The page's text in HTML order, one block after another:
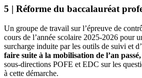
5 | Réforme du baccalauréat
Un groupe de travail sur l’épreuve de
cours de l’année scolaire 2025-2026 pour
surcharge induite par les outils de suivi et
faire suite à la mobilisation de l’an
sous-directions POFE et EDC sur les
à cette démarche.